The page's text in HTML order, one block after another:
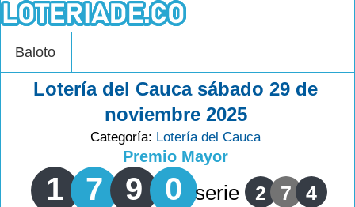
Baloto
Lotería del Cauca sábado 29 de
noviembre 2025
Categoría: Lotería del Cauca
Premio Mayor
1 7 9 0 serie 2 7 4